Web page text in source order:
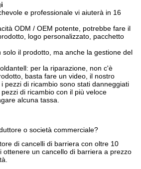
e professionale vi aiuterà in 16
ODM / OEM potente, potrebbe fare il
logo personalizzato, pacchetto
il prodotto, ma anche la gestione del
per la riparazione, non c'è
basta fare un video, il nostro
pezzi di ricambio sono stati danneggiati
di ricambio con il più veloce
alcuna tassa.
o società commerciale?
di cancelli di barriera con oltre 10
ottenere un cancello di barriera a prezzo